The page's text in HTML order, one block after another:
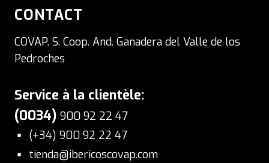
CONTACT
COVAP. S. Coop. And. Ganadera del Valle de los
Pedroches
Service à la clientèle:
(0034) 900 92 22 47
(+34) 900 92 22 47
tienda@ibericoscovap.com